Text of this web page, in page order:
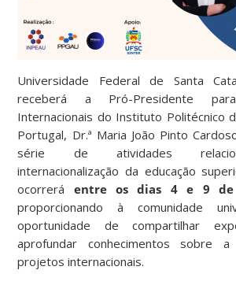
Universidade Federal de Santa
receberá a Pró-Presidente
Internacionais do Instituto Politécnico
Portugal, Dr.ª Maria João Pinto
série de atividades
internacionalização da educação
ocorrerá entre os dias 4 e 9 de
proporcionando à comunidade
oportunidade de compartilhar
aprofundar conhecimentos sobre
projetos internacionais.